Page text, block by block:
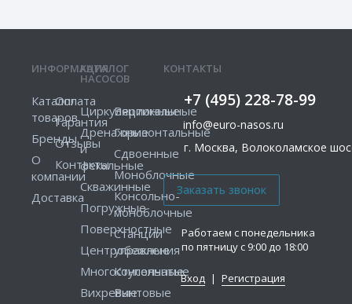
КОНТАКТЫ
+7 (495) 228-78-99
info@euro-nasos.ru
г. Москва, Волоколамское
Работаем с понедельника
по пятницу с 9:00 до 18:00
Вход | Регистрация
ИНФОРМАЦИЯ
Каталог
товаров
Бренды
О
компании
Доставка
Оплата
Гарантия
Отзывы
Контакты
КАТАЛОГ
НАСОСОВ
Циркуляционные
Дренажные
и
фекальные
Скважинные
Погружные
Поверхностные
Центробежные
Многоступенчатые
Вихревые
Вертикальные
Горизонтальные
Сдвоенные
Моноблочные
Консольно-
моноблочные
Станции
управления
Консольные
Винтовые